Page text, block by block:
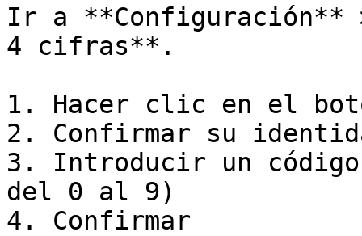
Ir a **Configuración**
4 cifras**.
1. Hacer clic en el
2. Confirmar su
3. Introducir un
del 0 al 9)
4. Confirmar